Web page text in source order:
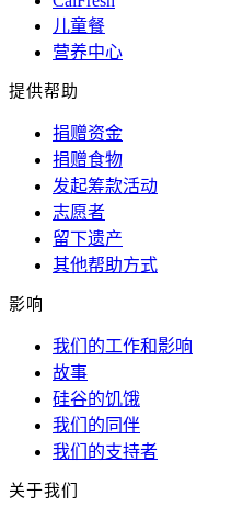
儿童餐
营养中心
提供帮助
捐赠资金
捐赠食物
发起筹款活动
志愿者
留下遗产
其他帮助方式
影响
我们的工作和影响
故事
硅谷的饥饿
我们的同伴
我们的支持者
关于我们